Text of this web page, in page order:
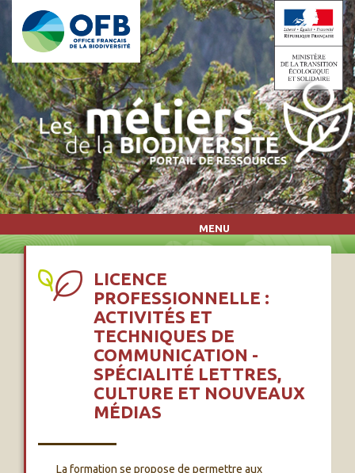
Aller au contenu principal
MENU
LICENCE
PROFESSIONNELLE :
ACTIVITÉS ET
TECHNIQUES DE
COMMUNICATION -
SPÉCIALITÉ LETTRES,
CULTURE ET NOUVEAUX
MÉDIAS
La formation se propose de permettre aux